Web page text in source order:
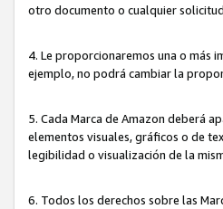
otro documento o cualquier
4. Le proporcionaremos una o más
ejemplo, no podrá cambiar la
5. Cada Marca de Amazon deberá
elementos visuales, gráficos o de
legibilidad o visualización de la
6. Todos los derechos sobre las